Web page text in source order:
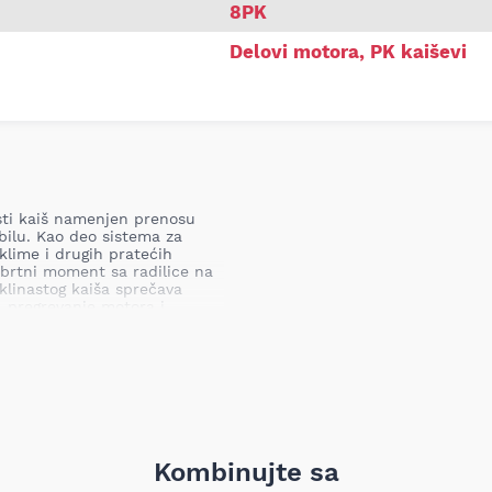
8PK
Delovi motora, PK kaiševi
kaiš namenjen prenosu
Kao deo sistema za
i drugih pratećih
moment sa radilice na
kaiša sprečava
kaiš može dovesti do
servo sistemom i kvara
Kombinujte sa